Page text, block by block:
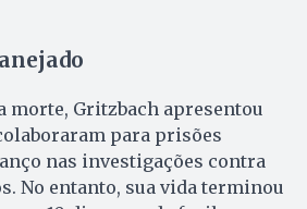
morte, Gritzbach apresentou
para prisões
nas investigações contra
No entanto, sua vida terminou